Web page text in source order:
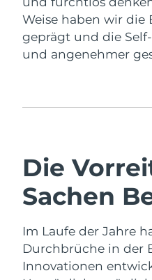
Weise haben wir die
geprägt und die
und angenehmer
Die
Sachen
Im Laufe der Jahre
Durchbrüche in der
Innovationen
Libanon
Litauen
Malaysia
Malta
Monaco